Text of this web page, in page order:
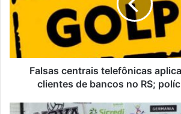
golpes
em
clientes
de
bancos
investiga
Falsas centrais telefônicas
clientes de bancos no RS;
Alunos